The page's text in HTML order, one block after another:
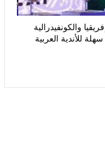
والكونفيدرالية
للأندية العربية